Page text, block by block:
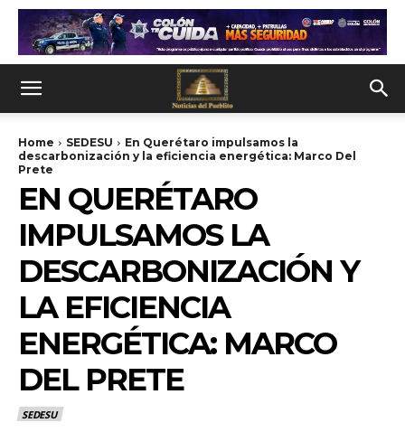
Home SEDESU
En Querétaro impulsamos la
descarbonización y la eficiencia energética: Marco Del
Prete
EN QUERÉTARO
IMPULSAMOS LA
DESCARBONIZACIÓN Y
LA EFICIENCIA
ENERGÉTICA: MARCO
DEL PRETE
SEDESU